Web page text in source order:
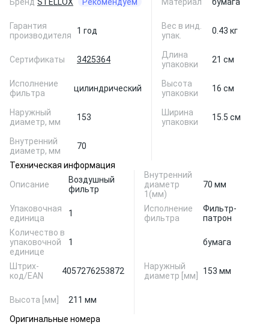
Гарантия
производителя
1 год
Сертификаты 3425364
Исполнение
фильтра
цилиндрический
Наружный
диаметр, мм
153
Внутренний
диаметр, мм
70
Вес в инд.
упак.
0.43 кг
Длина
упаковки
21 см
Высота
упаковки
16 см
Ширина
упаковки
15.5 см
Техническая информация
Описание
Воздушный
фильтр
Упаковочная
единица
1
Количество в
упаковочной
единице
1
Штрих-
код/EAN
4057276253872
Высота [мм] 211 мм
Внутренний
диаметр
1(мм)
70 мм
Исполнение
фильтра
Фильтр-
патрон
бумага
Наружный
диаметр [мм]
153 мм
Оригинальные номера